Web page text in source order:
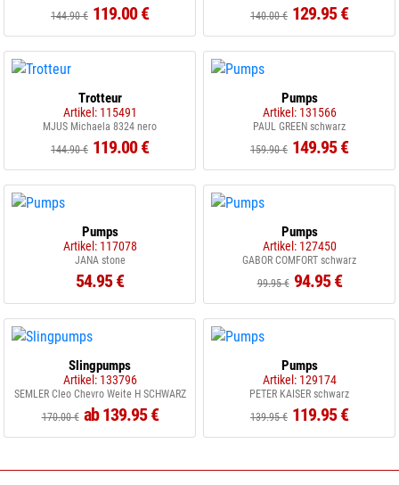
144.90 € 119.00 €
140.00 € 129.95 €
Trotteur
Artikel: 115491
MJUS Michaela 8324 nero
144.90 € 119.00 €
Pumps
Artikel: 131566
PAUL GREEN schwarz
159.90 € 149.95 €
Pumps
Artikel: 117078
JANA stone
54.95 €
Pumps
Artikel: 127450
GABOR COMFORT schwarz
99.95 € 94.95 €
Slingpumps
Artikel: 133796
SEMLER Cleo Chevro Weite H SCHWARZ
170.00 € ab 139.95 €
Pumps
Artikel: 129174
PETER KAISER schwarz
139.95 € 119.95 €